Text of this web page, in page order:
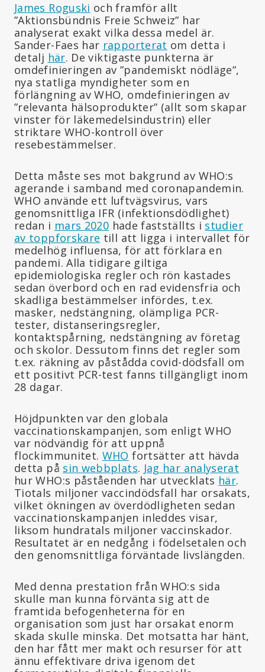
James Roguski och framför allt
”Aktionsbündnis Freie Schweiz” har
analyserat exakt vilka dessa medel är.
Sander-Faes har rapporterat om detta i
detalj här. De viktigaste punkterna är
omdefinieringen av ”pandemiskt nödläge”,
nya statliga myndigheter som en
förlängning av WHO, omdefinieringen av
”relevanta hälsoprodukter” (allt som skapar
vinster för läkemedelsindustrin) eller
striktare WHO-kontroll över
resebestämmelser.
Detta måste ses mot bakgrund av WHO:s
agerande i samband med coronapandemin.
WHO använde ett luftvägsvirus, vars
genomsnittliga IFR (infektionsdödlighet)
redan i mars 2020 hade fastställts i studier
av toppforskare till att ligga i intervallet för
medelhög influensa, för att förklara en
pandemi. Alla tidigare giltiga
epidemiologiska regler och rön kastades
sedan överbord och en rad evidensfria och
skadliga bestämmelser infördes, t.ex.
masker, nedstängning, olämpliga PCR-
tester, distanseringsregler,
kontaktspårning, nedstängning av företag
och skolor. Dessutom finns det regler som
t.ex. räkning av påstådda covid-dödsfall om
ett positivt PCR-test fanns tillgängligt inom
28 dagar.
Höjdpunkten var den globala
vaccinationskampanjen, som enligt WHO
var nödvändig för att uppnå
flockimmunitet. WHO fortsätter att hävda
detta på sin webbplats. Jag har analyserat
hur WHO:s påståenden har utvecklats här.
Tiotals miljoner vaccindödsfall har orsakats,
vilket ökningen av överdödligheten sedan
vaccinationskampanjen inleddes visar,
liksom hundratals miljoner vaccinskador.
Resultatet är en nedgång i födelsetalen och
den genomsnittliga förväntade livslängden.
Med denna prestation från WHO:s sida
skulle man kunna förvänta sig att de
framtida befogenheterna för en
organisation som just har orsakat enorm
skada skulle minska. Det motsatta har hänt,
den har fått mer makt och resurser för att
ännu effektivare driva igenom det